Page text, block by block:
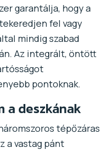
garantálja, hogy a
fel vagy
mindig szabad
Az integrált, öntött
pontoknak.
a deszkának
tépőzáras
a vastag pánt